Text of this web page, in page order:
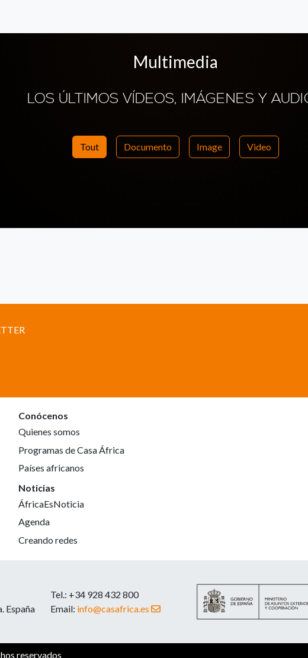
Multimedia
LOS ÚLTIMOS VÍDEOS, IMÁGENES Y
Tout Documento Image Video
Conócenos
Quienes somos
Programas de Casa África
Países africanos
Noticias
ÁfricaEsNoticia
Agenda
Creando redes
España
Tel.: +34 928 432 800
Email: info@casafrica.es
reservados